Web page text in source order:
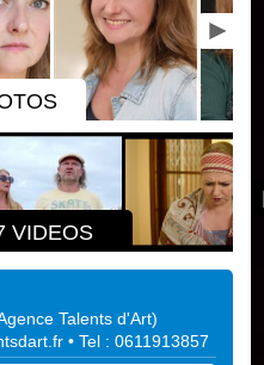
VIDEOS
Talents d'Art)
• Tel : 0611913857